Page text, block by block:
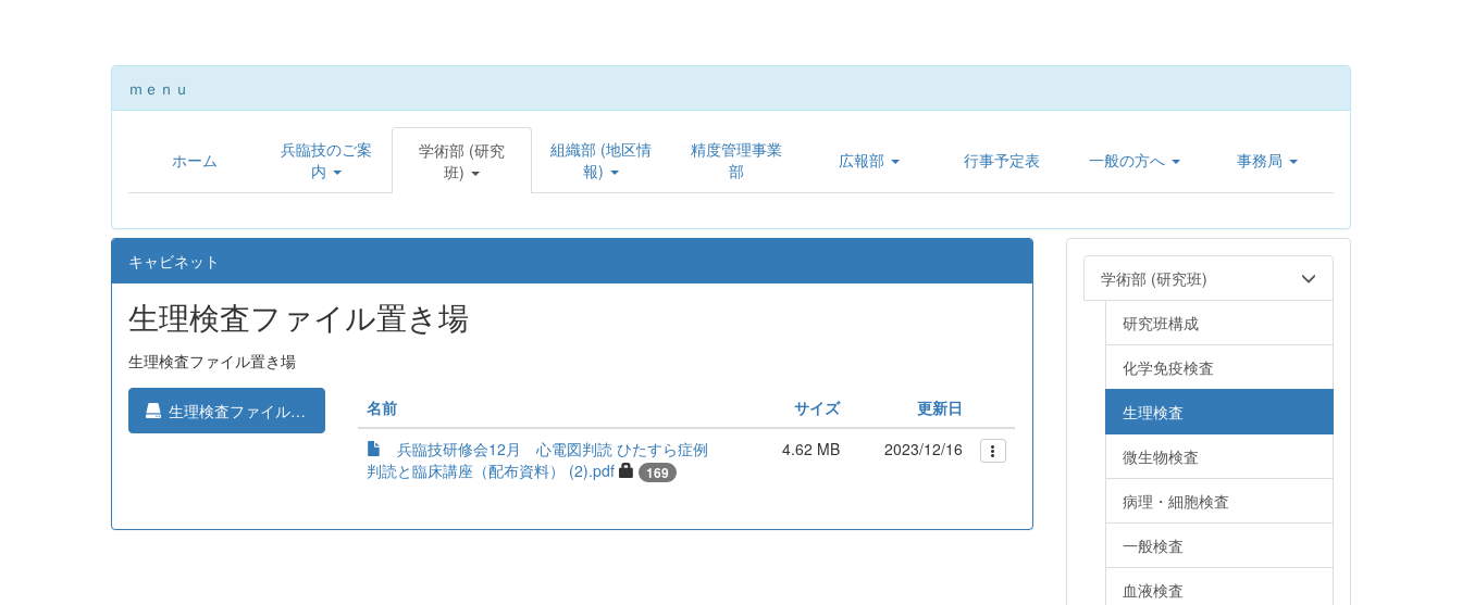
ｍｅｎｕ
ホーム
兵臨技のご案
内
学術部 (研究
班)
組織部 (地区情
報)
精度管理事業
部
広報部 行事予定表 一般の方へ 事務局
キャビネット
生理検査ファイル置き場
生理検査ファイル置き場
生理検査ファイル置き場 名前 サイズ
更新日
兵臨技研修会12月 心電図判読 ひたすら症例
判読と臨床講座（配布資料） (2).pdf
169
4.62 MB 2023/12/16
学術部 (研究班)
研究班構成
化学免疫検査
生理検査
微生物検査
病理・細胞検査
一般検査
血液検査